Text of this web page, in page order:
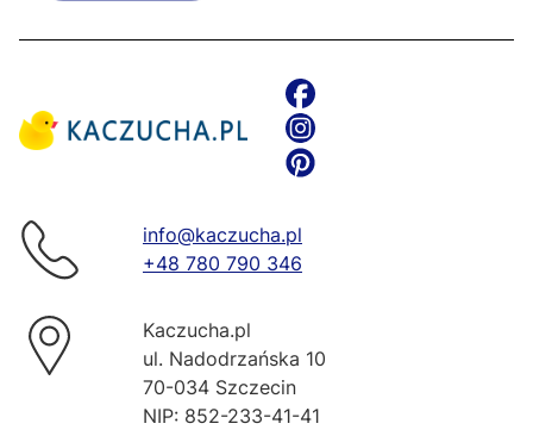
info@kaczucha.pl
+48 780 790 346
Kaczucha.pl
ul. Nadodrzańska 10
70-034 Szczecin
NIP: 852-233-41-41